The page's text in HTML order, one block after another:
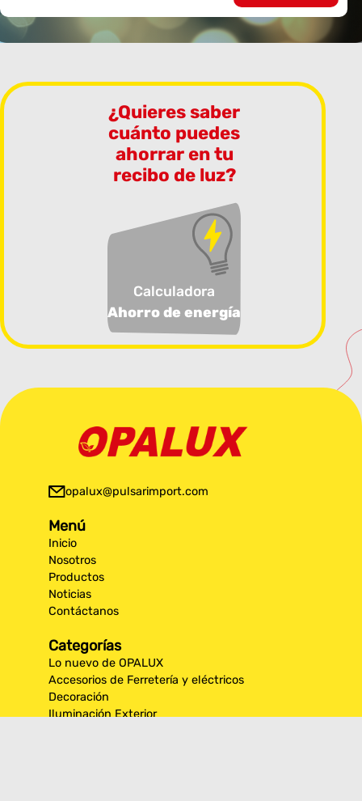
¿Quieres saber
cuánto puedes
ahorrar en tu
recibo de luz?
Calculadora
Ahorro de energía
opalux@pulsarimport.com
Menú
Inicio
Nosotros
Productos
Noticias
Contáctanos
Categorías
Lo nuevo de OPALUX
Accesorios de Ferretería y eléctricos
Decoración
Iluminación Exterior